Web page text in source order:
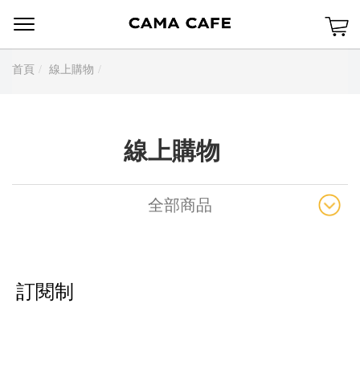
首頁 線上購物
線上購物
全部商品
訂閱制